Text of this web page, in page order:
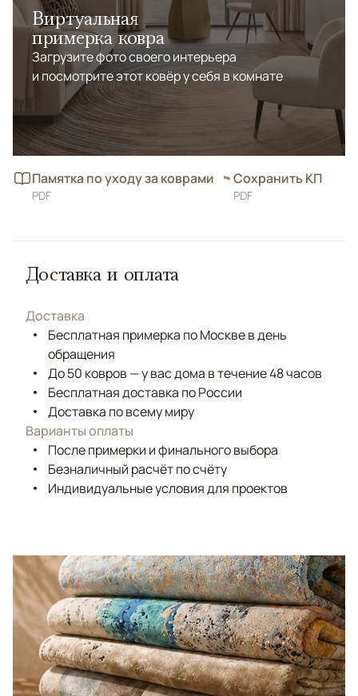
Виртуальная
примерка ковра
Загрузите фото своего интерьера
и посмотрите этот ковёр у себя в комнате
Памятка по уходу за коврами
PDF
Сохранить КП
PDF
Доставка и оплата
Доставка
Бесплатная примерка по Москве в день
обращения
До 50 ковров — у вас дома в течение 48 часов
Бесплатная доставка по России
Доставка по всему миру
Варианты оплаты
После примерки и финального выбора
Безналичный расчёт по счёту
Индивидуальные условия для проектов